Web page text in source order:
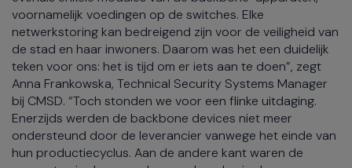
voornamelijk voedingen op de switches. Elke
netwerkstoring kan bedreigend zijn voor de veiligheid van
de stad en haar inwoners. Daarom was het een duidelijk
teken voor ons: het is tijd om er iets aan te doen”, zegt
Anna Frankowska, Technical Security Systems Manager
bij CMSD. “Toch stonden we voor een flinke uitdaging.
Enerzijds werden de backbone devices niet meer
ondersteund door de leverancier vanwege het einde van
hun productiecyclus. Aan de andere kant waren de